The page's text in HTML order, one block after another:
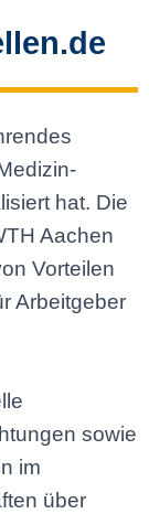
hat. Die
Aachen
Vorteilen
Arbeitgeber
sowie
im
über